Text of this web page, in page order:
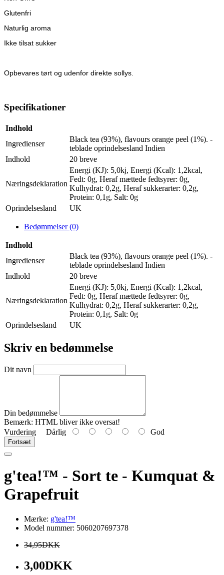
Glutenfri
Naturlig aroma
Ikke tilsat sukker
Opbevares tørt og udenfor direkte sollys.
Specifikationer
Indhold
Ingredienser
Black tea (93%), flavours orange peel (1%). -
teblade oprindelsesland Indien
Indhold
20 breve
Næringsdeklaration
Energi (KJ): 5,0kj, Energi (Kcal): 1,2kcal,
Fedt: 0g, Heraf mættede fedtsyrer: 0g,
Kulhydrat: 0,2g, Heraf sukkerarter: 0,2g,
Protein: 0,1g, Salt: 0g
Oprindelsesland
UK
Bedømmelser (0)
Indhold
Ingredienser
Black tea (93%), flavours orange peel (1%). -
teblade oprindelsesland Indien
Indhold
20 breve
Næringsdeklaration
Energi (KJ): 5,0kj, Energi (Kcal): 1,2kcal,
Fedt: 0g, Heraf mættede fedtsyrer: 0g,
Kulhydrat: 0,2g, Heraf sukkerarter: 0,2g,
Protein: 0,1g, Salt: 0g
Oprindelsesland
UK
Skriv en bedømmelse
Dit navn
Din bedømmelse
Bemærk: HTML bliver ikke oversat!
Vurdering Dårlig God
Fortsæt
g'tea!™ - Sort te - Kumquat &
Grapefruit
Mærke: g'tea!™
Model nummer: 5060207697378
34,95DKK
3,00DKK